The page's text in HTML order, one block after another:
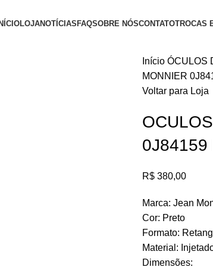
INÍCIOLOJANOTÍCIAS FAQSOBRE NÓSCONTATOTROCAS
Início ÓCULOS
MONNIER
Voltar para Loja
0J84159
R$ 380,00
Marca: Jean
Cor: Preto
Formato:
Material:
Dimensões: